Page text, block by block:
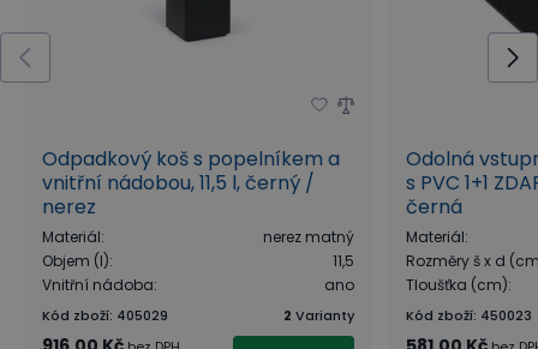
Odpadkový koš s popelníkem a
vnitřní nádobou, 11,5 l, černý /
nerez
Materiál:
nerez matný
Objem (l):
11,5
Vnitřní nádoba: ano
Kód zboží: 405029 2 Varianty
Odolná
s PVC 1+1
černá
Materiál:
Rozměry š x d
Tloušťka (cm):
Kód zboží: 450023